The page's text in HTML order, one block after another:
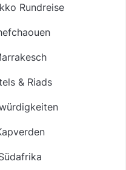
Rundreise
& Riads